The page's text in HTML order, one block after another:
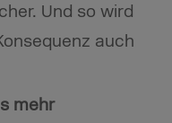
Und so wird
auch
mehr